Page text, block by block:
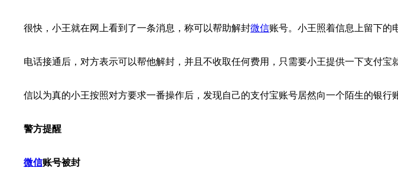
很快，小王就在网上看到了一条消息，称可以帮助解封微信账号。小王照着信息上留下的
电话接通后，对方表示可以帮他解封，并且不收取任何费用，只需要小王提供一下支付宝
信以为真的小王按照对方要求一番操作后，发现自己的支付宝账号居然向一个陌生的银行
警方提醒
微信账号被封